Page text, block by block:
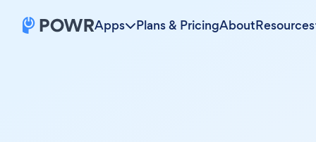
Apps Plans & PricingAboutResources